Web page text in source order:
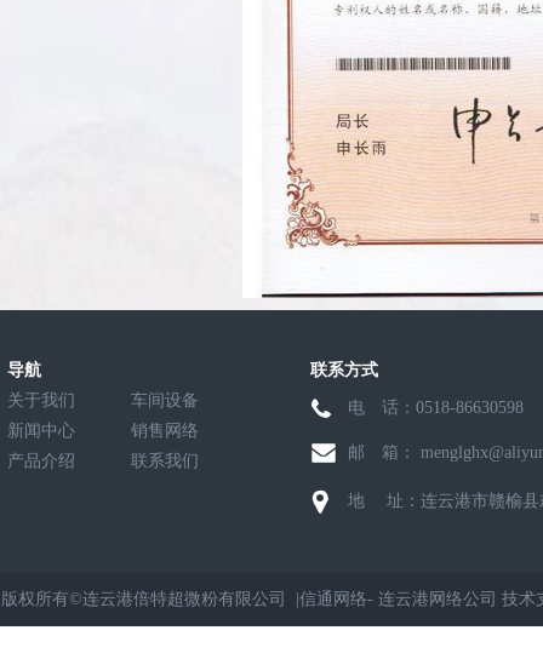
导航
关于我们
车间设备
新闻中心
销售网络
产品介绍
联系我们
联系方式
电 话：0518-
邮 箱：
地 址：连云港市赣榆县
版权所有©连云港倍特超微粉有限公司 |信通网络-连云港网络公司 技